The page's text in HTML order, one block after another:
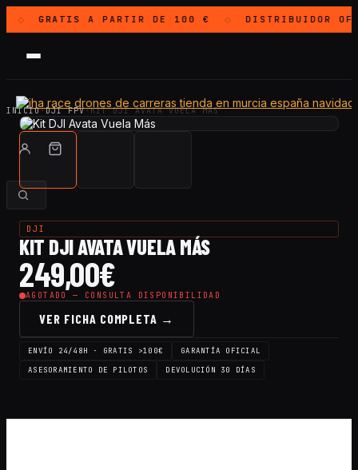
◇ GRATISA PARTIR DE 100 € ◇ DISTRIBUIDOR
INICIO·DJI FPV·KIT DJI AVATA VUELA MÁS
DJI
KIT DJI AVATA VUELA MÁS
249,00€
AGOTADO — CONSULTA DISPONIBILIDAD
VER FICHA COMPLETA →
ENVÍO 24/48H · GRATIS >100€
GARANTÍA OFICIAL
ASESORAMIENTO DE PILOTOS
DEVOLUCIÓN 30 DÍAS